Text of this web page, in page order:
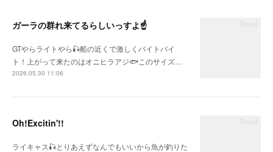
ガーラの群れ来てるらしいっすよ☝
GTやらライトやら🎣船の近くで激しくバイトバイ
ト！上がって来たのはオニヒラアジ🐟このサイズ…
2026.05.30 11:06
Oh!Excitin'!!
ライキャス🎣とりあえずなんでもいいから魚が釣りた